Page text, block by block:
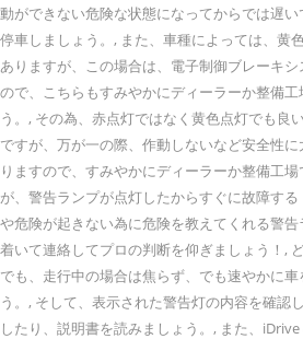
動ができない危険な状態になってからでは遅
停車しましょう。, また、車種によっては、黄
ありますが、この場合は、電子制御ブレーキ
ので、こちらもすみやかにディーラーか整備
う。, その為、赤点灯ではなく黄色点灯でも良
ですが、万が一の際、作動しないなど安全性
りますので、すみやかにディーラーか整備工
が、警告ランプが点灯したからすぐに故障す
や危険が起きない為に危険を教えてくれる警
着いて連絡してプロの判断を仰ぎましょう！,
でも、走行中の場合は焦らず、でも速やかに
う。, そして、表示された警告灯の内容を確認
したり、説明書を読みましょう。, また、